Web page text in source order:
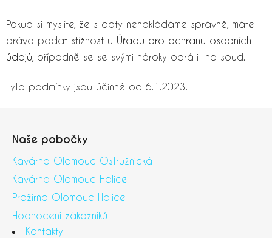
Pokud si myslíte, že s daty nenakládáme správně, máte
právo podat stížnost u Úřadu pro ochranu osobních
údajů , případně se se svými nároky obrátit na soud.
Tyto podmínky jsou účinné od 6.1.2023.
Naše pobočky
Kavárna Olomouc Ostružnická
Kavárna Olomouc Holice
Pražírna Olomouc Holice
Hodnocení zákazníků
Kontakty